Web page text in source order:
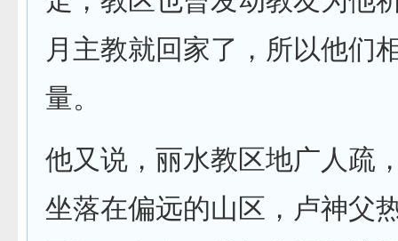
月主教就回家了，所以他们
量。
他又说，丽水教区地广人疏
坐落在偏远的山区，卢神父